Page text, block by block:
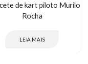
de kart piloto Murilo
Rocha
LEIA MAIS